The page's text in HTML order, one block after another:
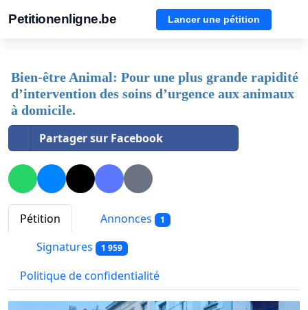
Petitionenligne.be Lancer une pétition
Bien-être Animal: Pour une plus grande rapidité
d’intervention des soins d’urgence aux animaux
à domicile.
Partager sur Facebook
Pétition Annonces 1
Signatures 1 959
Politique de confidentialité